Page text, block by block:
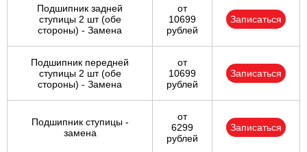
Подшипник задней
ступицы 2 шт (обе
стороны) - Замена
от
10699
рублей
Записаться
Подшипник передней
ступицы 2 шт (обе
стороны) - Замена
от
10699
рублей
Записаться
Подшипник ступицы -
замена
от
6299
рублей
Записаться